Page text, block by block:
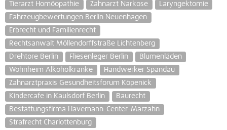
Tierarzt Homöopathie
Zahnarzt Narkose
Laryngektomie
Fahrzeugbewertungen Berlin Neuenhagen
Erbrecht und Familienrecht
Rechtsanwalt Möllendorffstraße Lichtenberg
Drehtore Berlin
Fliesenleger Berlin
Blumenläden
Wohnheim Alkoholkranke
Handwerker Spandau
Zahnarztpraxis Gesundheitsforum Köpenick
Kindercafe in Kaulsdorf Berlin
Baurecht
Bestattungsfirma Havemann-Center-Marzahn
Strafrecht Charlottenburg